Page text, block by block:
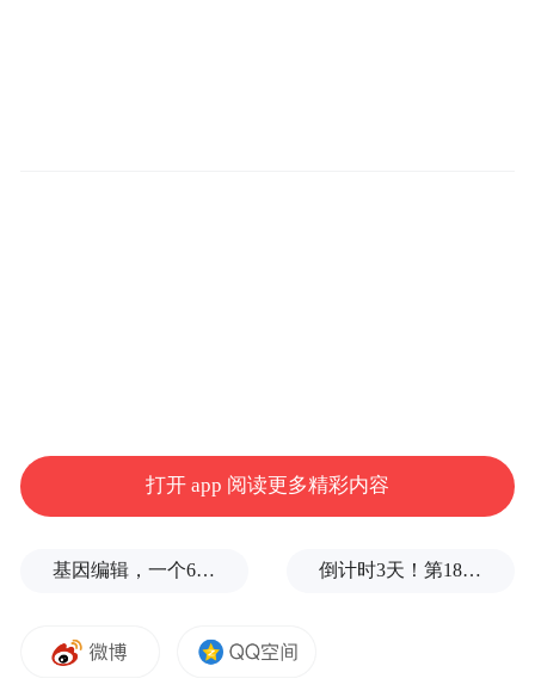
打开 app 阅读更多精彩内容
基因编辑，一个6岁女孩之死 倒计时3天！第18届影响世界华人盛典即将启幕